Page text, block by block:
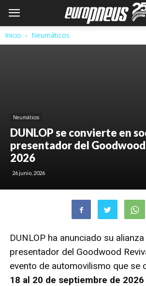
Inicio Neumáticos
Neumáticos
DUNLOP se convierte en
presentador del
2026
26 junio, 2026
DUNLOP ha anunciado su
presentador del Goodwood
evento de automovilismo que se
18 al 20 de septiembre de 2026